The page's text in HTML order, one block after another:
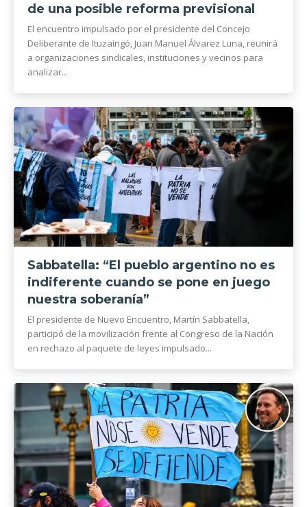
de una posible reforma previsional
El encuentro impulsado por el presidente del Concejo
Deliberante de Ituzaingó, Juan Manuel Álvarez Luna, reunirá
a organizaciones sindicales, instituciones y vecinos para
analizar...
Sabbatella: “El pueblo argentino no es
indiferente cuando se pone en juego
nuestra soberanía”
El presidente de Nuevo Encuentro, Martín Sabbatella,
participó de la movilización frente al Congreso de la Nación
en rechazo al paquete de leyes impulsado...